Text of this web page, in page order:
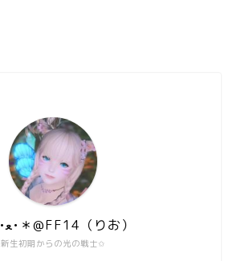
新生初期からの光の戦士✩
rioʕ•ﻌ•＊@FF14（りお）